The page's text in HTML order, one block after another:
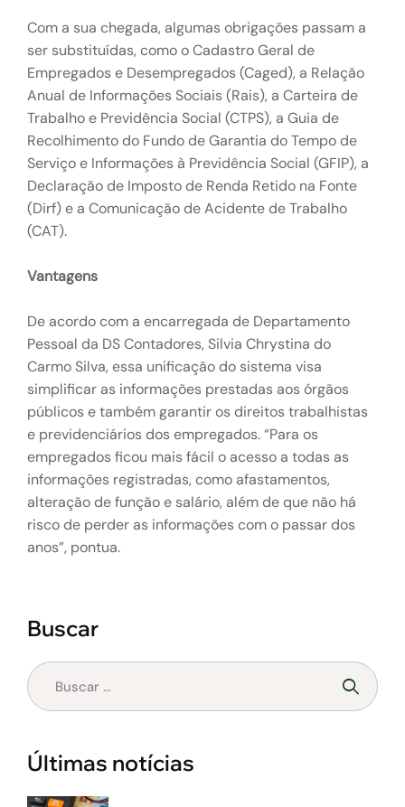
Com a sua chegada, algumas obrigações passam a
ser substituídas, como o Cadastro Geral de
Empregados e Desempregados (Caged), a Relação
Anual de Informações Sociais (Rais), a Carteira de
Trabalho e Previdência Social (CTPS), a Guia de
Recolhimento do Fundo de Garantia do Tempo de
Serviço e Informações à Previdência Social (GFIP), a
Declaração de Imposto de Renda Retido na Fonte
(Dirf) e a Comunicação de Acidente de Trabalho
(CAT).
Vantagens
De acordo com a encarregada de Departamento
Pessoal da DS Contadores, Silvia Chrystina do
Carmo Silva, essa unificação do sistema visa
simplificar as informações prestadas aos órgãos
públicos e também garantir os direitos trabalhistas
e previdenciários dos empregados. “Para os
empregados ficou mais fácil o acesso a todas as
informações registradas, como afastamentos,
alteração de função e salário, além de que não há
risco de perder as informações com o passar dos
anos”, pontua.
Buscar
Últimas notícias